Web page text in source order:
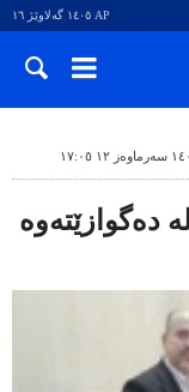
AP ١٤٠٥ گەلاوێژ ١٦
دەگوازێتەوە